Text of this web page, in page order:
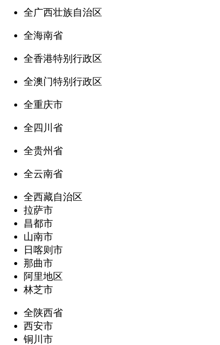
全广西壮族自治区
全海南省
全香港特别行政区
全澳门特别行政区
全重庆市
全四川省
全贵州省
全云南省
全西藏自治区
拉萨市
昌都市
山南市
日喀则市
那曲市
阿里地区
林芝市
全陕西省
西安市
铜川市